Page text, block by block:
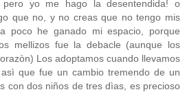
pero yo me hago la desentendida! o
que no, y no creas que no tengo mis
poco he ganado mi espacio, porque
mellizos fue la debacle (aunque los
Los adoptamos cuando llevamos
que fue un cambio tremendo de un
con dos niños de tres dìas, es precioso